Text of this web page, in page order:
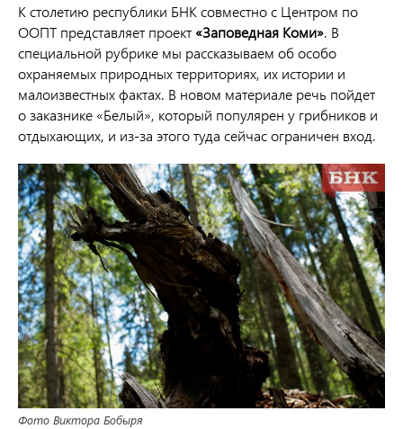
К столетию республики БНК совместно с Центром по
ООПТ представляет проект «Заповедная Коми». В
специальной рубрике мы рассказываем об особо
охраняемых природных территориях, их истории и
малоизвестных фактах. В новом материале речь пойдет
о заказнике «Белый», который популярен у грибников и
отдыхающих, и из-за этого туда сейчас ограничен вход.
Фото Виктора Бобыря